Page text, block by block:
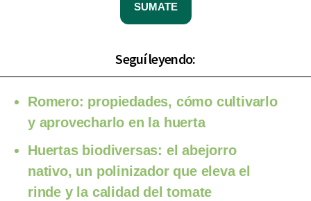
SUMATE
Seguí leyendo:
Romero: propiedades, cómo cultivarlo
y aprovecharlo en la huerta
Huertas biodiversas: el abejorro
nativo, un polinizador que eleva el
rinde y la calidad del tomate